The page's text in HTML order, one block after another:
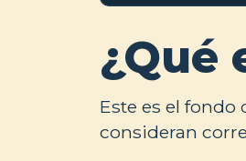
¿Qué
Este es el fondo
consideran